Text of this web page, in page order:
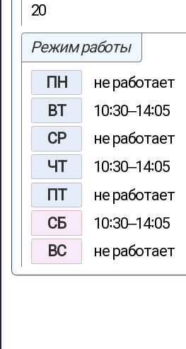
20
Режим работы
ПН
не работает
ВТ
10∶30‒14∶05
СР
не работает
ЧТ
10∶30‒14∶05
ПТ
не работает
СБ
10∶30‒14∶05
ВС
не работает